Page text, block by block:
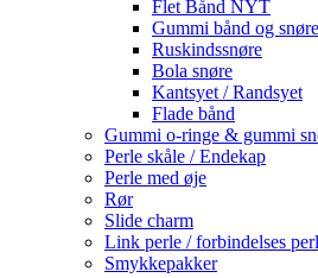
Flet Bånd NYT
Gummi bånd og snøre
Ruskindssnøre
Bola snøre
Kantsyet / Randsyet
Flade bånd
Gummi o-ringe & gummi
Perle skåle / Endekap
Perle med øje
Rør
Slide charm
Link perle / forbindelses
Smykkepakker